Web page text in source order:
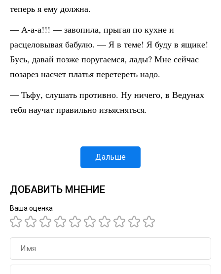
теперь я ему должна.
— А-а-а!!! — завопила, прыгая по кухне и
расцеловывая бабулю. — Я в теме! Я буду в ящике!
Бусь, давай позже поругаемся, лады? Мне сейчас
позарез насчет платья перетереть надо.
— Тьфу, слушать противно. Ну ничего, в Ведунах
тебя научат правильно изъясняться.
Дальше
ДОБАВИТЬ МНЕНИЕ
Ваша оценка